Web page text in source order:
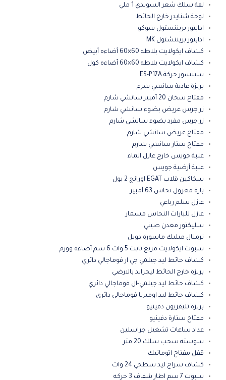
لفة سلك شعر السويدي 1 ملي
لوحة شنايدر خارج الحائط
ادابتور بريننشتول شوكو
ادابتور بريننشتول MK
كشاف ايكولايت بلاطه 60×60 أضاءه أبيض
كشاف ايكولايت بلاطه 60×60 أضاءه كول
سينسور حركة ES-P17A
بريزة عادية سانشي شرم
مفتاح سخان 20 أمبير سانشي شارم
زر جرس عريض بضوء سانشي شارم
زر جرس مفرد بضوء سانشي شارم
مفتاح عريض سانشي شارم
مفتاح ستار سانشي شارم
علبة جويس خارج عازل الماء
علبة أرضية جويس
سكاكين قلاب EGAT اورانج 2 بول
بارة معزول نحاس 63 أمبير
عازل سلم رباعي
عازل للبارات النحاس مسمار
سليكتور معدن صيني
ترمنال ميليك ماسورة دوبل
سبوت ايكولايت مربع ثابت 5 وات 6 سم أضاءه وورم
كشاف حائط ليد جيلمي جي ار فوماجالي دائري
بريزة خارج الحائط ليجراند بالارضي
كشاف حائط ليد جيلمي-ال فوماجالي دائري
كشاف حائط ليد اومبرتا فوماجالي دائري
بريزة تليفزيون دفينيو
مفتاح ستارة دفينيو
عداد ساعات تشغيل جراسلين
سوسته سحب سلك 20 متر
قفل مفتاح اتوماتيك
كشاف سراج ليد سطحي 24 وات
سبوت 7 سم اطار شفاف 3 حركه